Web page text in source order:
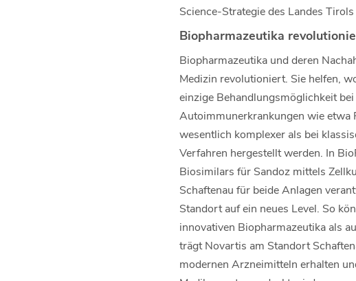
Science-Strategie des Landes
Biopharmazeutika
Biopharmazeutika und deren
Medizin revolutioniert. Sie helfen,
einzige Behandlungsmöglichkeit
Autoimmunerkrankungen wie etwa
wesentlich komplexer als bei
Verfahren hergestellt werden. In
Biosimilars für Sandoz mittels
Schaftenau für beide Anlagen
Standort auf ein neues Level. So
innovativen Biopharmazeutika als
trägt Novartis am Standort
modernen Arzneimitteln erhalten